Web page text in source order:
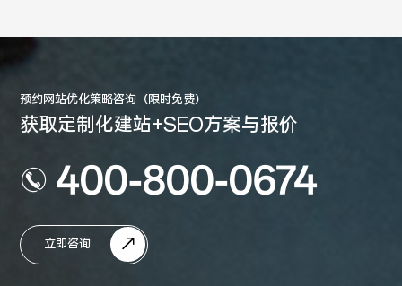
预约网站优化策略咨询（限时免费）
获取定制化建站+SEO方案与报价
400-800-0674
立即咨询